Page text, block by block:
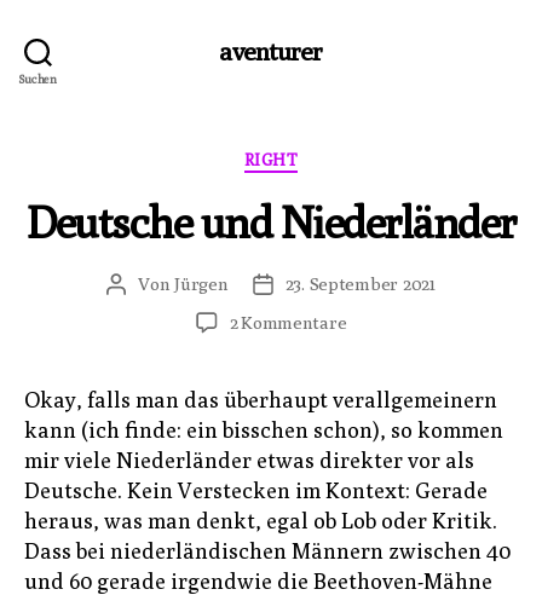
Suchen
aventurer
Kategorien
RIGHT
Deutsche und Niederländer
Beitragsautor
VonJürgen Veröffentlichungsdatum
23. September 2021
2 Kommentarezu
Niederländer
Okay, falls man das überhaupt verallgemeinern
kann (ich finde: ein bisschen schon), so kommen
mir viele Niederländer etwas direkter vor als
Deutsche. Kein Verstecken im Kontext: Gerade
heraus, was man denkt, egal ob Lob oder Kritik.
Dass bei niederländischen Männern zwischen 40
und 60 gerade irgendwie die Beethoven-Mähne